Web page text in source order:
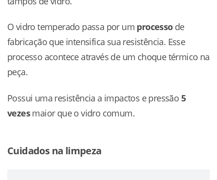
O vidro temperado passa por um processode
fabricação que intensifica sua resistência. Esse
processo acontece através de um choque térmico na
peça.
Possui uma resistência a impactos e pressão 5
vezesmaior que o vidro comum.
Cuidados na limpeza